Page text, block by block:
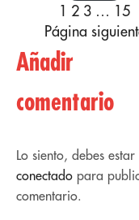
1 2 3 … 15
Página
Añadir
comentario
Lo siento, debes estar
conectado para
comentario.